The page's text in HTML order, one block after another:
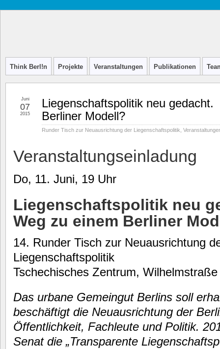
Berl!n
Think Berl!n Projekte Veranstaltungen Publikationen
Liegenschaftspolitik neu
Berliner Modell?
Runder Tisch zur Neuausrichtung der Liegenschaftspolitik
Juni
07
2015
Veranstaltungseinladung
Do, 11. Juni, 19 Uhr
Liegenschaftspolitik neu
Weg zu einem Berliner
14. Runder Tisch zur Neuausrichtung
Liegenschaftspolitik
Tschechisches Zentrum,
Das urbane Gemeingut Berlins soll
beschäftigt die Neuausrichtung der
Öffentlichkeit, Fachleute und Politik.
Senat die „Transparente